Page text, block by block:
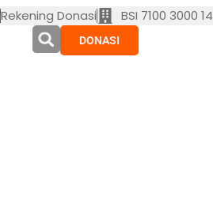
Rekening Donasi BSI 7100 3000 14
DONASI